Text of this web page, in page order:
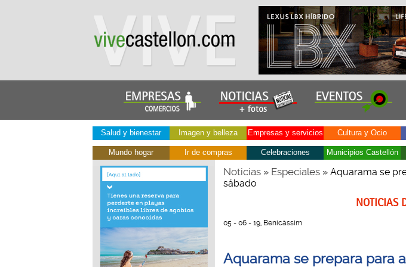
Salud y bienestar Imagen y belleza Empresas y servicios Cultura y Ocio
Mundo hogar Ir de compras Celebraciones Municipios Castellón
Noticias» Especiales» Aquarama se
sábado
NOTICIAS
05 - 06 - 19, Benicàssim
Aquarama se prepara para